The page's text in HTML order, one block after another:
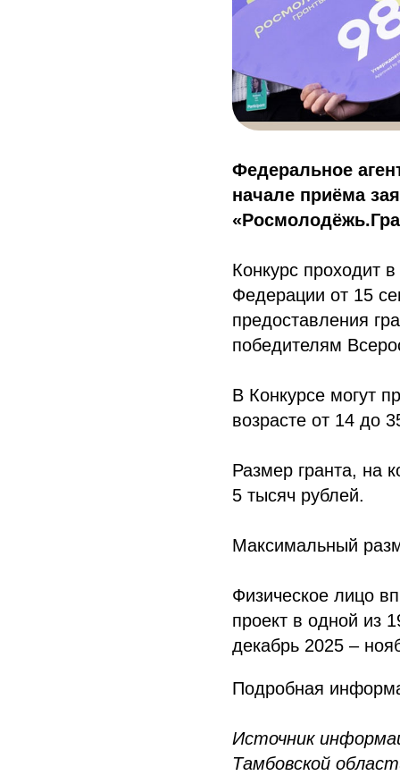
Федеральное
начале приёма
Конкурс проходит
Федерации от 15
предоставления
победителям
В Конкурсе могут
возрасте от 14 до
Размер гранта, на
5 тысяч рублей.
Максимальный
Физическое лицо
проект в одной из
декабрь 2025 –
Подробная
Источник
Тамбовской